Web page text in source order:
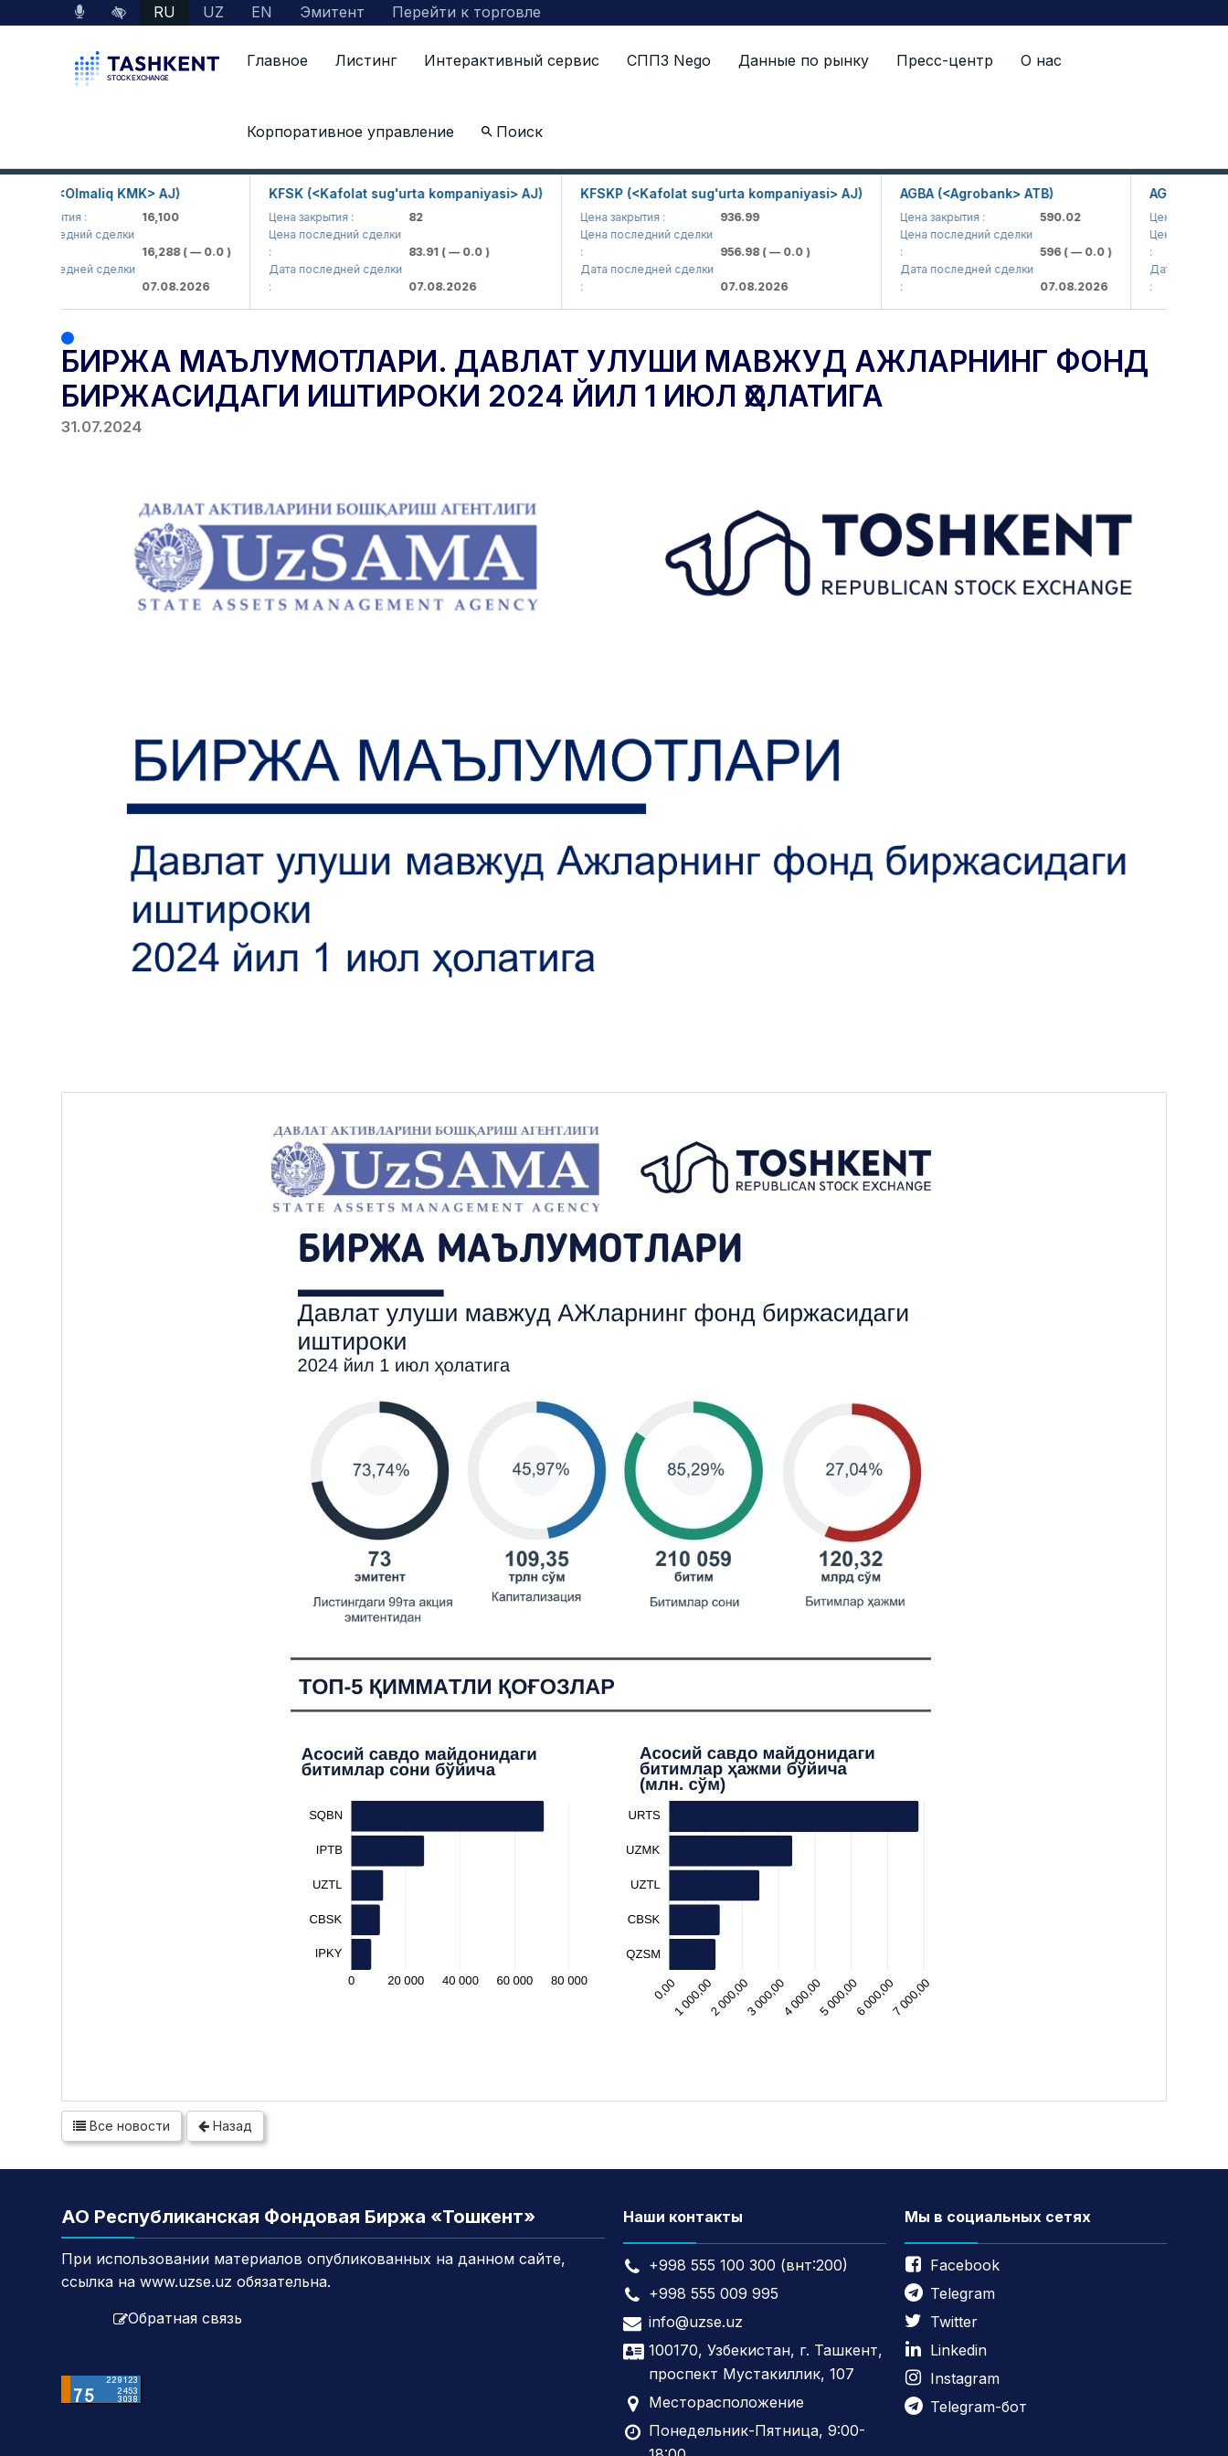
RU UZ EN Эмитент Перейти к торговле
Главное Листинг Интерактивный сервис СППЗ Nego Данные по рынку Пресс-центр О нас
Корпоративное управление Поиск
Results
(<Olmaliq KMK> AJ)
закрытия :
16,100
последний сделки
16,288( — 0.0 )
последней сделки
07.08.2026
KFSK (<Kafolat sug'urta kompaniyasi> AJ)
Цена закрытия :
Цена последний сделки
83.91( — 0.0 )
Дата последней сделки
07.08.2026
KFSKP (<Kafolat sug'urta kompaniyasi> AJ)
Цена закрытия :
936.99
Цена последний сделки
956.98( — 0.0 )
Дата последней сделки
07.08.2026
AGBA (<Agrobank> ATB)
Цена закрытия :
590.02
Цена последний сделки
( — 0.0 )
Дата последней сделки
07.08.2026
AGBAP
Цена закрытия :
Цена последний
Дата последней
БИРЖА МАЪЛУМОТЛАРИ. ДАВЛАТ УЛУШИ МАВЖУД АЖЛАРНИНГ ФОНД
БИРЖАСИДАГИ ИШТИРОКИ 2024 ЙИЛ 1 ИЮЛ ҲОЛАТИГА
31.07.2024
Все новости Назад
АО Республиканская Фондовая Биржа «Тошкент»
При использовании материалов опубликованных на данном сайте,
ссылка на www.uzse.uz обязательна.
Обратная связь
Наши контакты
+998 555 100 300 (внт:200)
+998 555 009 995
info@uzse.uz
100170, Узбекистан, г. Ташкент,
проспект Мустакиллик, 107
Месторасположение
Понедельник-Пятница, 9:00-
Мы в социальных сетях
Facebook
Telegram
Twitter
Linkedin
Instagram
Telegram-бот